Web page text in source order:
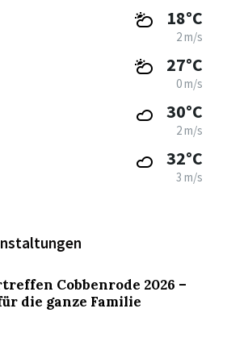
18°C
2 m/s
27°C
0 m/s
30°C
2 m/s
32°C
3 m/s
Cobbenrode 2026 –
die ganze Familie